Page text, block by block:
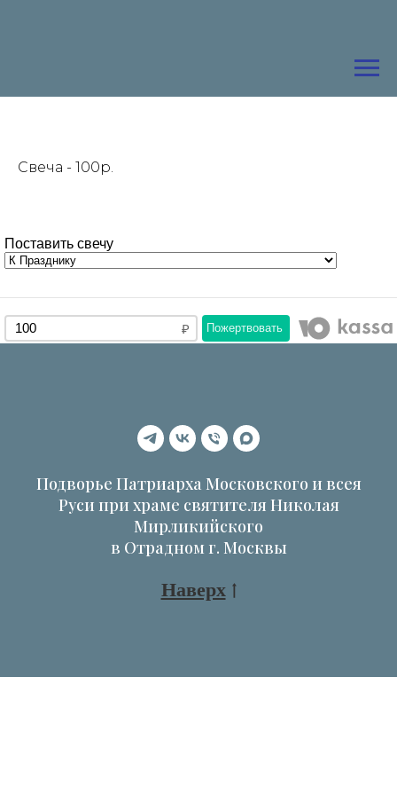
Свеча - 100р.
Поставить свечу
Пожертвовать
Подворье Патриарха Московского и всея
Руси при храме святителя Николая
Мирликийского
в Отрадном г. Москвы
Наверх